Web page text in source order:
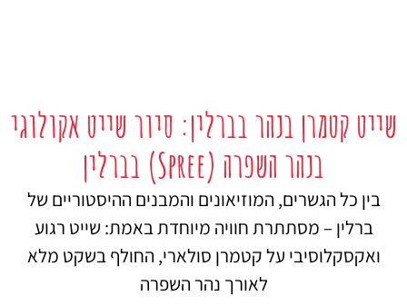
שייט קטמרן בנהר בברלין: סיור שייט אקולוגי
בנהר השפרה (Spree) בברלין
בין כל הגשרים, המוזיאונים והמבנים ההיסטוריים של
ברלין – מסתתרת חוויה מיוחדת באמת: שייט רגוע
ואקסקלוסיבי על קטמרן סולארי, החולף בשקט מלא
לאורך נהר השפרה